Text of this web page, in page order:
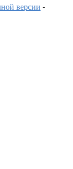
версии -